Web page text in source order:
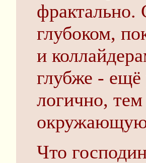
фрактально.
глубоком,
и
глубже - ещё
логично,
окружающую
Что